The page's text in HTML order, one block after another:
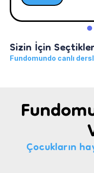
Sizin İçin
Fundomundo canlı
Çocukların